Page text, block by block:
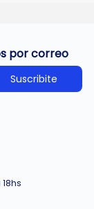
por correo
Suscribite